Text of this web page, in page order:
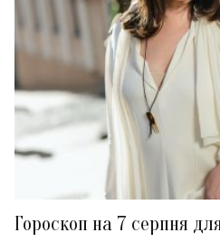
Гороскоп на 7 серпня